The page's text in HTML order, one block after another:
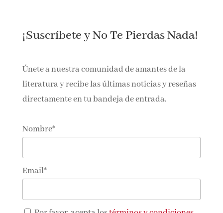
¡Suscríbete y No Te Pierdas Nada!
Únete a nuestra comunidad de amantes de la
literatura y recibe las últimas noticias y reseñas
directamente en tu bandeja de entrada.
Nombre*
Email*